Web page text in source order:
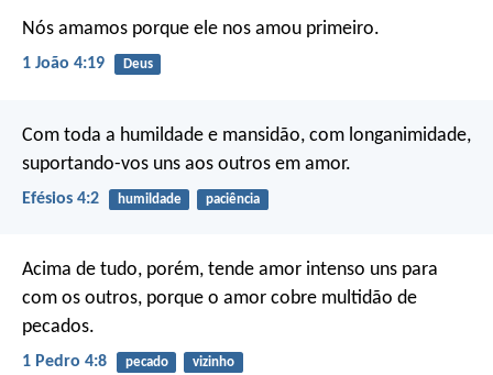
Nós amamos porque ele nos amou primeiro.
1 João 4:19 Deus
Com toda a humildade e mansidão, com longanimidade,
suportando-vos uns aos outros em amor.
Efésios 4:2 humildade paciência
Acima de tudo, porém, tende amor intenso uns para
com os outros, porque o amor cobre multidão de
pecados.
1 Pedro 4:8 pecado vizinho